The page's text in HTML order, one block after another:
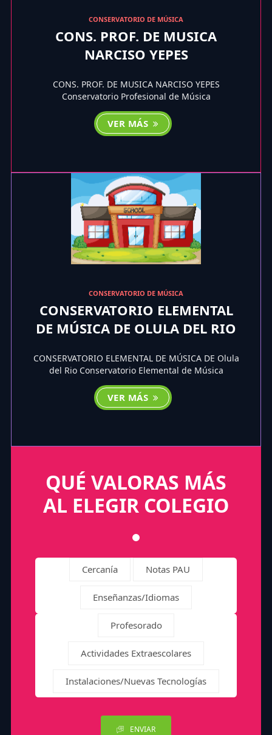
CONSERVATORIO DE MÚSICA
CONS. PROF. DE MUSICA
NARCISO YEPES
CONS. PROF. DE MUSICA NARCISO YEPES
Conservatorio Profesional de Música
VER MÁS
CONSERVATORIO DE MÚSICA
CONSERVATORIO ELEMENTAL
DE MÚSICA DE OLULA DEL RIO
CONSERVATORIO ELEMENTAL DE MÚSICA DE Olula
del Rio Conservatorio Elemental de Música
VER MÁS
QUÉ VALORAS MÁS
AL ELEGIR COLEGIO
Cercanía Notas PAU
Enseñanzas/Idiomas
Profesorado
Actividades Extraescolares
Instalaciones/Nuevas Tecnologías
ENVIAR